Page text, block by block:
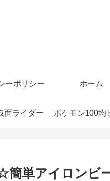
ーポリシー ホーム
面ライダー ポケモン100均
簡単アイロンビ